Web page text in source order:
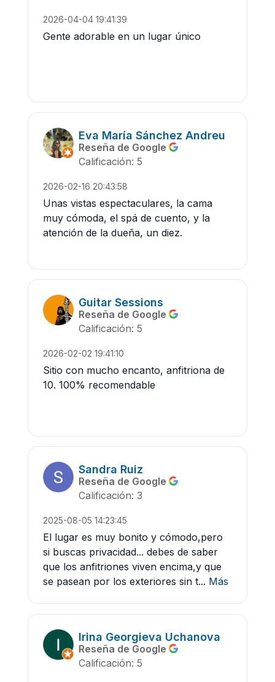
2026-04-04 19:41:39
Gente adorable en un lugar único
Eva María Sánchez Andreu
Reseña de Google
Calificación: 5
2026-02-16 20:43:58
Unas vistas espectaculares, la cama
muy cómoda, el spá de cuento, y la
atención de la dueña, un diez.
Guitar Sessions
Reseña de Google
Calificación: 5
2026-02-02 19:41:10
Sitio con mucho encanto, anfitriona de
10. 100% recomendable
Sandra Ruiz
Reseña de Google
Calificación: 3
2025-08-05 14:23:45
El lugar es muy bonito y cómodo,pero
si buscas privacidad... debes de saber
que los anfitriones viven encima,y que
se pasean por los exteriores sin t... Más
Irina Georgieva Uchanova
Reseña de Google
Calificación: 5